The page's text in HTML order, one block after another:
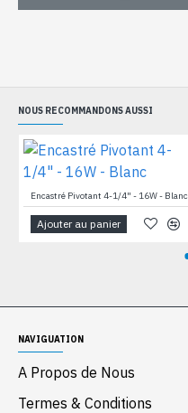
NOUS RECOMMANDONS AUSSI
Encastré Pivotant 4-1/4" - 16W - Blanc
Ajouter au panier
NAVIGUATION
A Propos de Nous
Termes & Conditions